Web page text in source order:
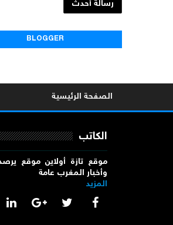
رسالة أحدث
BLOGGER
الصفحة الرئيسية
الكاتب
موقع تازة أولاين موقع
وأخبار المغرب عامة
المزيد